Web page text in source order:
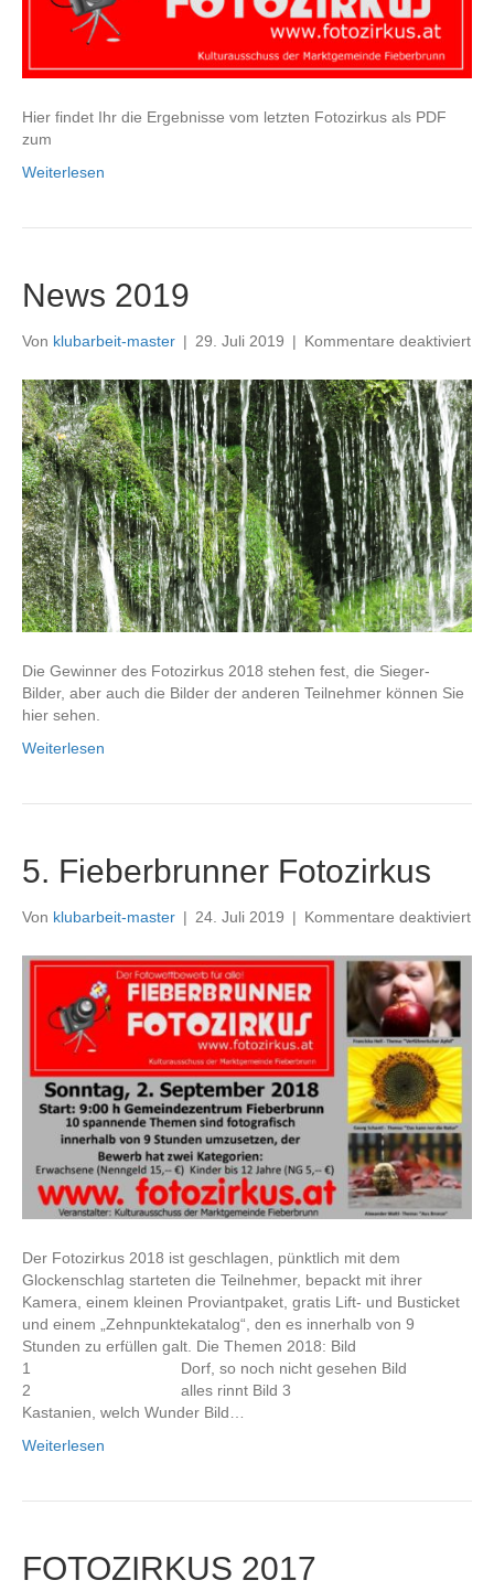
Hier findet Ihr die Ergebnisse vom letzten Fotozirkus als PDF
zum
Weiterlesen
News 2019
Von klubarbeit-master | 29. Juli 2019 | Kommentare deaktiviertfür
Die Gewinner des Fotozirkus 2018 stehen fest, die Sieger-
Bilder, aber auch die Bilder der anderen Teilnehmer können Sie
hier sehen.
Weiterlesen
5. Fieberbrunner Fotozirkus
Von klubarbeit-master | 24. Juli 2019 | Kommentare deaktiviertfür
Der Fotozirkus 2018 ist geschlagen, pünktlich mit dem
Glockenschlag starteten die Teilnehmer, bepackt mit ihrer
Kamera, einem kleinen Proviantpaket, gratis Lift- und Busticket
und einem „Zehnpunktekatalog“, den es innerhalb von 9
Stunden zu erfüllen galt. Die Themen 2018: Bild
1 Dorf, so noch nicht gesehen Bild
2 alles rinnt Bild 3
Kastanien, welch Wunder Bild…
Weiterlesen
FOTOZIRKUS 2017